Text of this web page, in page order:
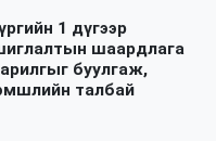
1 дүгээр
шаардлага
буулгаж,
талбай